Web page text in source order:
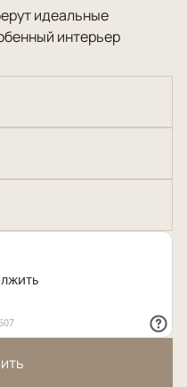
идеальные
интерьер